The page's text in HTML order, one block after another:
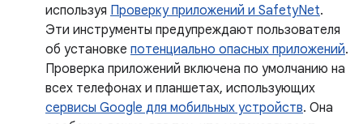
используя Проверку приложений и SafetyNet.
Эти инструменты предупреждают пользователя
об установке потенциально опасных приложений.
Проверка приложений включена по умолчанию на
всех телефонах и планшетах, использующих
сервисы Google для мобильных устройств. Она